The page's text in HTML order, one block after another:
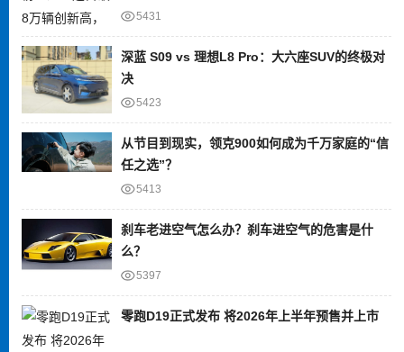
5431
深蓝 S09 vs 理想L8 Pro：大六座SUV的终极对
决
5423
从节目到现实，领克900如何成为千万家庭的“信
任之选”？
5413
刹车老进空气怎么办？刹车进空气的危害是什
么？
5397
零跑D19正式发布 将2026年上半年预售并上市